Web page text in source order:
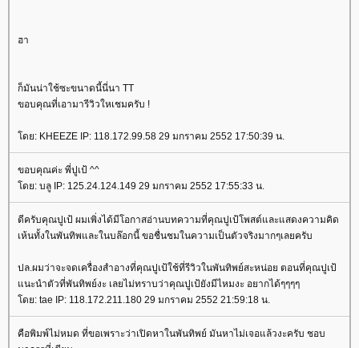
ฮา
ก็มันน่าใช้ซะขนาดนี้นี่นา TT
ขอบคุณที่เอามารีวิวใหเชมครับ !
ดย: KHEEZE IP: 118.172.99.58 29 มกราคม 2552 17:50:39 น.
ขอบคุณค่ะ พี่ปูเป้ ^^
ดย: บลู IP: 125.24.124.149 29 มกราคม 2552 17:55:33 น.
ดีครับคุณปูเป้ ผมเพิ่งได้มีโอกาสอ่านบทความที่คุณปูเป้โพสต์และแสดงความคิด
เห้นทั้งในพันทิพและในบล๊อกนี้ ขอชื่นชมในความเป็นตัวจริงมากๆเลยครับ
ปล.ผมว่าจะจดเครื่องสำอางที่คุณปูเป้ใช้ที่รีวิวในพันทิพย์สะหน่อย ตอนที่คุณปูเป้
นะนำตัวที่พันทิพย์งะ เลยไม่ทราบว่าคุณปูเป้ยังมีไหมงะ อยากได้ๆๆๆๆ
ดย: tae IP: 118.172.211.180 29 มกราคม 2552 21:59:18 น.
คือพิมพ์ไม่หมด ที่ขอเพราะว่าเปิดหาในพันทิพย์ มันหาไม่เจอแล้วงะครับ ชอบ